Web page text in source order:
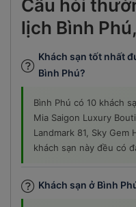
Câu hỏi
lịch Bình
Khách sạn tốt nhất
Bình Phú?
Bình Phú có 10 khách
Mia Saigon Luxury
Landmark 81, Sky Gem
khách sạn này đều có
Khách sạn ở Bình